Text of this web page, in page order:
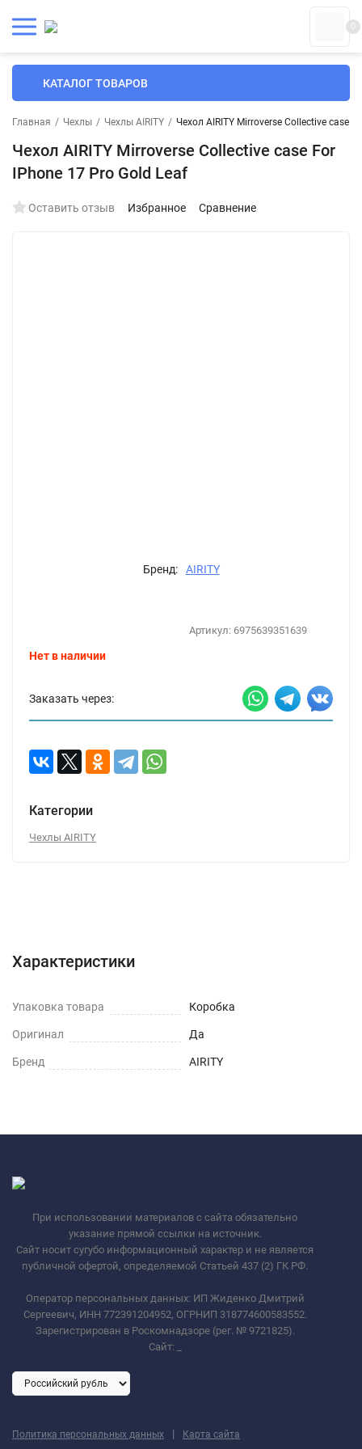
0
КАТАЛОГ ТОВАРОВ
Главная / Чехлы / Чехлы AIRITY / Чехол AIRITY Mirroverse Collective case
Чехол AIRITY Mirroverse Collective case For
IPhone 17 Pro Gold Leaf
Оставить отзыв Избранное Сравнение
Бренд: AIRITY
Артикул: 6975639351639
Нет в наличии
Заказать через:
Категории
Чехлы AIRITY
Характеристики
Упаковка товара Коробка
Оригинал Да
Бренд AIRITY
При использовании материалов с сайта обязательно
указание прямой ссылки на источник.
Сайт носит сугубо информационный характер и не является
публичной офертой, определяемой Статьей 437 (2) ГК РФ.
Оператор персональных данных: ИП Жиденко Дмитрий
Сергеевич, ИНН 772391204952, ОГРНИП 318774600583552.
Зарегистрирован в Роскомнадзоре (рег. № 9721825).
Сайт:
Политика персональных данных | Карта сайта